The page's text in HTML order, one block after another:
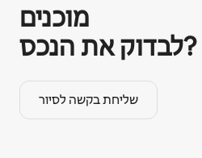
מוכנים
לבדוק את הנכס?
שליחת בקשה לסיור